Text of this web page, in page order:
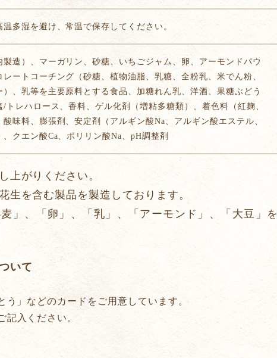
多湿を避け、常温で保存してください。
製造）、マーガリン、砂糖、いちごジャム、卵、アーモンドパウ
レートコーチング（砂糖、植物油脂、乳糖、全粉乳、米でん粉、
）、乳等を主要原料とする食品、加糖れん乳、洋酒、果糖ぶどう
/トレハロース、香料、ゲル化剤（増粘多糖類）、着色料（紅麹、
酸味料、膨張剤、安定剤（アルギン酸Na、アルギン酸エステル、
クエン酸Ca、ポリリン酸Na、pH調整剤
上がりください。
生を含む製品を製造しております。
」、「卵」、「乳」、「アーモンド」、「大豆」を
いて
う」などのカードをご用意しています。
記入ください。